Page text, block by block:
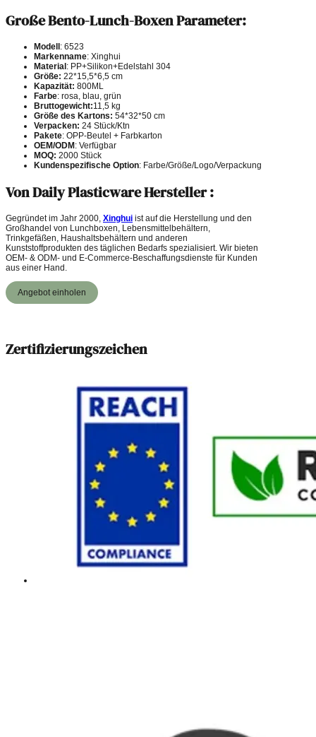
Große Bento-Lunch-Boxen Parameter:
Modell : 6523
Markenname: Xinghui
Material : PP+Silikon+Edelstahl 304
Größe: 22*15,5*6,5 cm
Kapazität: 800ML
Farbe: rosa, blau, grün
Bruttogewicht:11,5 kg
Größe des Kartons: 54*32*50 cm
Verpacken: 24 Stück/Ktn
Pakete: OPP-Beutel + Farbkarton
OEM/ODM : Verfügbar
MOQ: 2000 Stück
Kundenspezifische Option: Farbe/Größe/Logo/Verpackung
Von Daily Plasticware Hersteller :
Gegründet im Jahr 2000, Xinghui ist auf die Herstellung und den
Großhandel von Lunchboxen, Lebensmittelbehältern,
Trinkgefäßen, Haushaltsbehältern und anderen
Kunststoffprodukten des täglichen Bedarfs spezialisiert. Wir bieten
OEM- & ODM- und E-Commerce-Beschaffungsdienste für Kunden
aus einer Hand.
Angebot einholen
Zertifizierungszeichen